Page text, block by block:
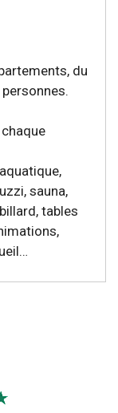
du
sauna,
tables